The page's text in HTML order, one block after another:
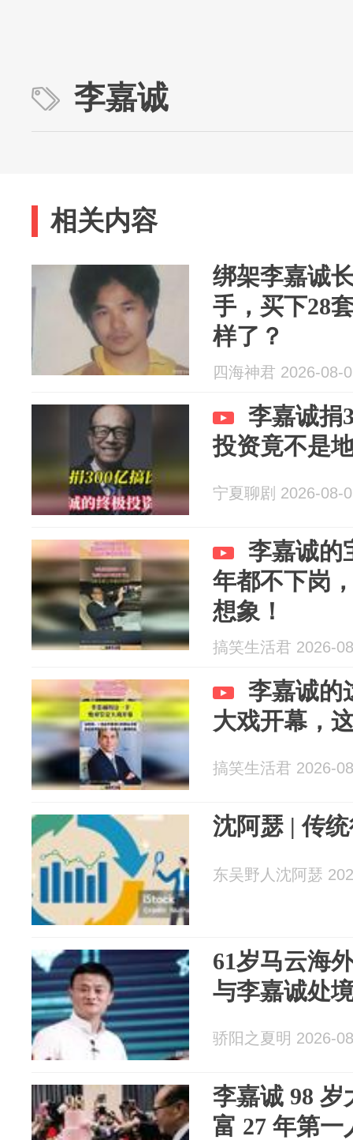
李嘉诚
相关内容
绑架李嘉诚
手，买下28
样了？
四海神君 2026-08-
李嘉诚捐
投资竟不是
宁夏聊剧 2026-08-
李嘉诚的
年都不下岗
想象！
搞笑生活君 2026-
李嘉诚的
大戏开幕，
搞笑生活君 2026-
沈阿瑟 | 传
东吴野人沈阿瑟
61岁马云海
与李嘉诚处
骄阳之夏明 2026-
李嘉诚 98
富 27 年第一